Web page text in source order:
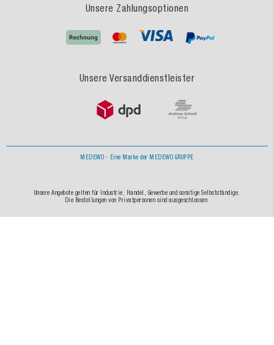
Unsere Zahlungsoptionen
Unsere Versanddienstleister
MEDEWO - Eine Marke der MEDEWO GRUPPE
Unsere Angebote gelten für Industrie, Handel, Gewerbe und sonstige Selbstständige.
Die Bestellungen von Privatpersonen sind ausgeschlossen.